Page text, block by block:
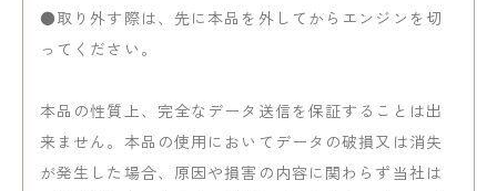
●取り外す際は、先に本品を外してからエンジンを切
ってください。
本品の性質上、完全なデータ送信を保証することは出
来ません。本品の使用においてデータの破損又は消失
が発生した場合、原因や損害の内容に関わらず当社は